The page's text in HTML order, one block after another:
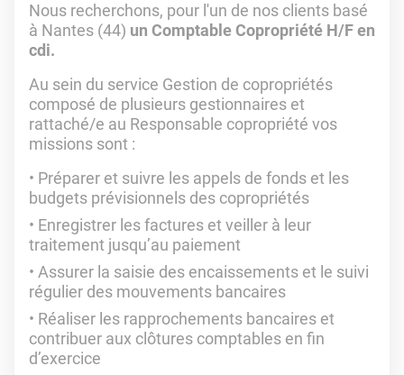
Nous recherchons, pour l'un de nos clients basé
à Nantes (44) un Comptable Copropriété H/F en
cdi.
Au sein du service Gestion de copropriétés
composé de plusieurs gestionnaires et
rattaché/e au Responsable copropriété vos
missions sont :
Préparer et suivre les appels de fonds et les
budgets prévisionnels des copropriétés
Enregistrer les factures et veiller à leur
traitement jusqu’au paiement
Assurer la saisie des encaissements et le suivi
régulier des mouvements bancaires
Réaliser les rapprochements bancaires et
contribuer aux clôtures comptables en fin
d’exercice